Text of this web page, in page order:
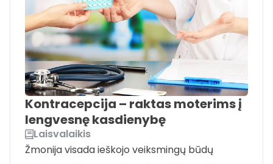
Kontracepcija – raktas moterims į
lengvesnę kasdienybę
Laisvalaikis
Žmonija visada ieškojo veiksmingų būdų